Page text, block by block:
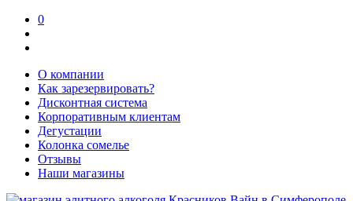
0
О компании
Как зарезервировать?
Дисконтная система
Корпоративным клиентам
Дегустации
Колонка сомелье
Отзывы
Наши магазины